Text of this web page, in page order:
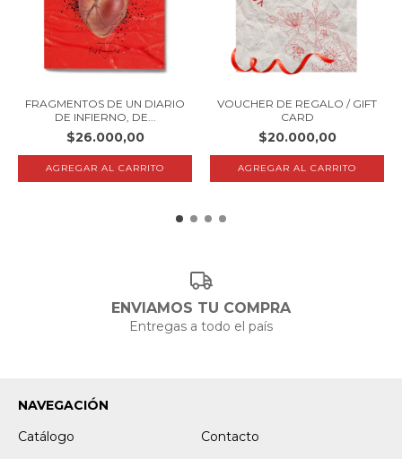
FRAGMENTOS DE UN DIARIO
DE INFIERNO, DE...
$26.000,00
VOUCHER DE REGALO / GIFT
CARD
$20.000,00
ENVIAMOS TU COMPRA
Entregas a todo el país
NAVEGACIÓN
Catálogo
Contacto